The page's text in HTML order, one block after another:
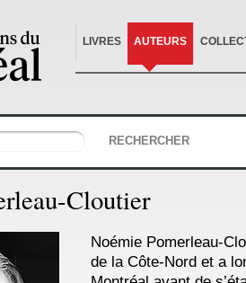
LIVRES AUTEURS
RECHERCHER
Cloutier
Noémie Pomerleau-
de la Côte-Nord et a